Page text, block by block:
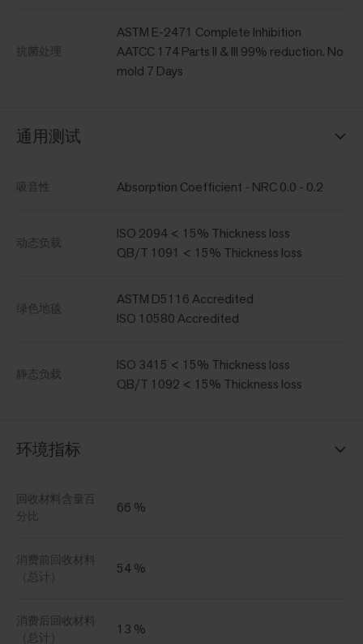
抗菌处理
ASTM E-2471 Complete Inhibition
AATCC 174 Parts II & III 99% reduction. No
mold 7 Days
通用测试
吸音性 Absorption Coefficient - NRC 0.0 - 0.2
动态负载
ISO 2094 < 15% Thickness loss
QB/T 1091 < 15% Thickness loss
绿色地毯
ASTM D5116 Accredited
ISO 10580 Accredited
静态负载
ISO 3415 < 15% Thickness loss
QB/T 1092 < 15% Thickness loss
环境指标
回收材料含量百
分比
66 %
消费前回收材料
（总计）
54 %
消费后回收材料
（总计）
13 %